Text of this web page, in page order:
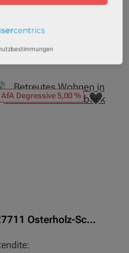
m² - 77,83 m²
AfA Degressive 5,00 %
27711 Osterholz-Scharmbeck